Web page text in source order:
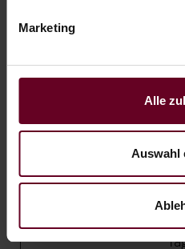
Marketing
Alle
Auswahl
_uetmscl
Microsoft